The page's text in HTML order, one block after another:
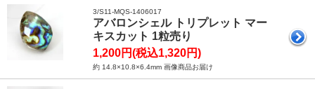
3/S11-MQS-1406017
アバロンシェル トリプレット マー
キスカット 1粒売り
1,200円(税込1,320円)
約 14.8×10.8×6.4mm 画像商品お届け